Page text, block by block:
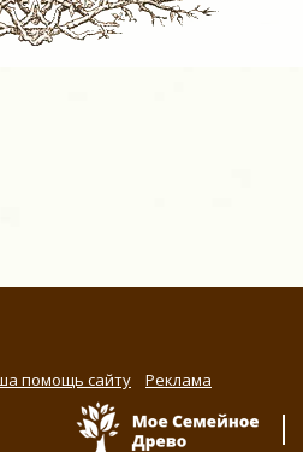
помощь сайту Реклама